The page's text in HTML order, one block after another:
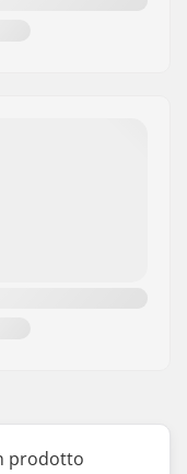
prodotto